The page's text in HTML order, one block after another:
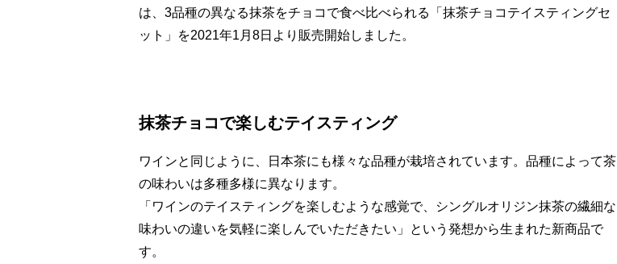
は、3品種の異なる抹茶をチョコで食べ比べられる「抹茶チョコテイスティングセ
ット」を2021年1月8日より販売開始しました。
抹茶チョコで楽しむテイスティング
ワインと同じように、日本茶にも様々な品種が栽培されています。品種によって茶
の味わいは多種多様に異なります。
「ワインのテイスティングを楽しむような感覚で、シングルオリジン抹茶の繊細な
味わいの違いを気軽に楽しんでいただきたい」という発想から生まれた新商品で
す。